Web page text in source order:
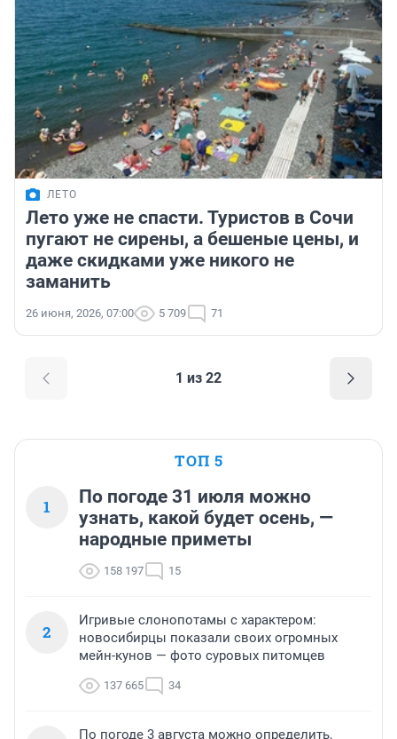
ЛЕТО
Лето уже не спасти. Туристов в Сочи
пугают не сирены, а бешеные цены, и
даже скидками уже никого не
заманить
26 июня, 2026, 07:00 5 709 71
1 из 22
ТОП 5
1
По погоде 31 июля можно
узнать, какой будет осень, —
народные приметы
158 197 15
2
Игривые слонопотамы с характером:
новосибирцы показали своих огромных
мейн-кунов — фото суровых питомцев
137 665 34
По погоде 3 августа можно определить,